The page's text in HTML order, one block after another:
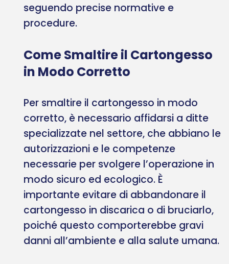
seguendo precise normative e
procedure.
Come Smaltire il Cartongesso
in Modo Corretto
Per smaltire il cartongesso in modo
corretto, è necessario affidarsi a ditte
specializzate nel settore, che abbiano le
autorizzazioni e le competenze
necessarie per svolgere l’operazione in
modo sicuro ed ecologico. È
importante evitare di abbandonare il
cartongesso in discarica o di bruciarlo,
poiché questo comporterebbe gravi
danni all’ambiente e alla salute umana.